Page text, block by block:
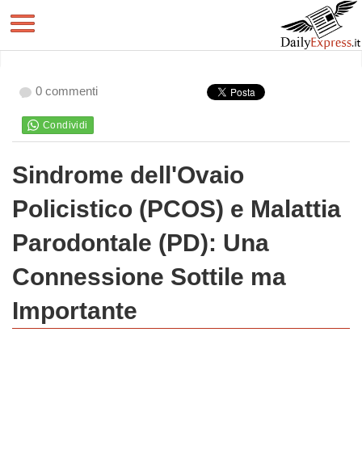
0 commenti
Sindrome dell'Ovaio
Policistico (PCOS) e Malattia
Parodontale (PD): Una
Connessione Sottile ma
Importante